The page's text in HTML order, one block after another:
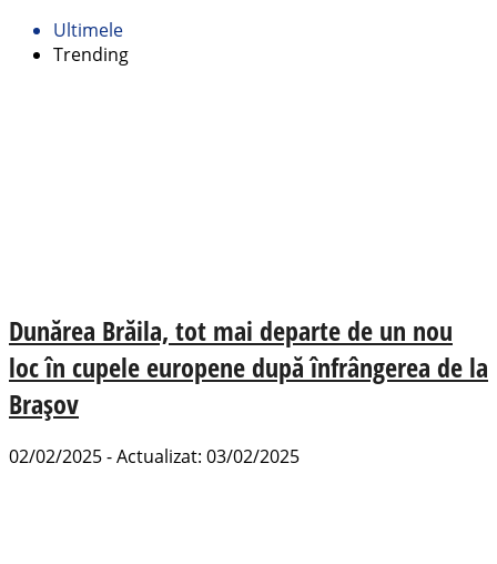
Ultimele
Trending
Dunărea Brăila, tot mai departe de un nou
loc în cupele europene după înfrângerea de la
Brașov
02/02/2025 - Actualizat: 03/02/2025